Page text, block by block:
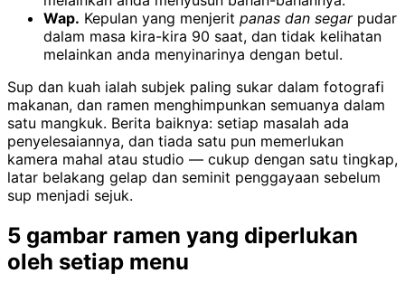
Wap. Kepulan yang menjerit panas dan segarpudar
dalam masa kira-kira 90 saat, dan tidak kelihatan
melainkan anda menyinarinya dengan betul.
Sup dan kuah ialah subjek paling sukar dalam fotografi
makanan, dan ramen menghimpunkan semuanya dalam
satu mangkuk. Berita baiknya: setiap masalah ada
penyelesaiannya, dan tiada satu pun memerlukan
kamera mahal atau studio — cukup dengan satu tingkap,
latar belakang gelap dan seminit penggayaan sebelum
sup menjadi sejuk.
5 gambar ramen yang diperlukan
oleh setiap menu